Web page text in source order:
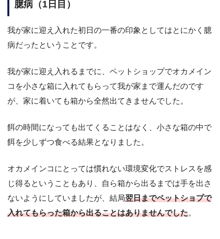
臆病（1日目）
我が家に迎え入れた初日の一番の印象としてはとにかく臆
病だったということです。
我が家に迎え入れるまでに、ペットショップでオカメイン
コを小さな箱に入れてもらって我が家まで運んだのです
が、家に着いても箱から全然出てきませんでした。
餌の時間になっても出てくることはなく、小さな箱の中で
餌を少しずつ食べる結果となりました。
オカメインコにとっては慣れない環境変化でストレスを感
じ得るということもあり、自ら箱から出るまでは手を出さ
ないようにしていましたが、結局翌日までペットショプで
入れてもらった箱から出ることはありませんでした。